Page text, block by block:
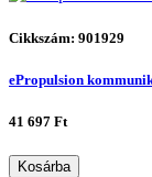
Cikkszám: 901929
ePropulsion
41 697 Ft
Kosárba